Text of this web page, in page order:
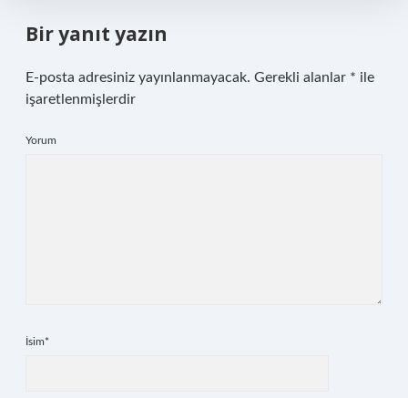
Bir yanıt yazın
E-posta adresiniz yayınlanmayacak. Gerekli alanlar * ile
işaretlenmişlerdir
Yorum
İsim*